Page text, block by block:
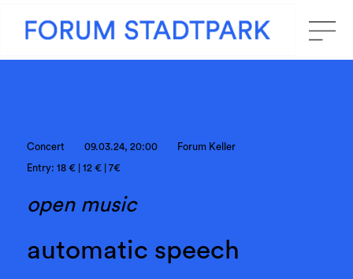
Concert 09.03.24, 20:00 Forum Keller
Entry: 18 € | 12 € | 7€
open music
automatic speech